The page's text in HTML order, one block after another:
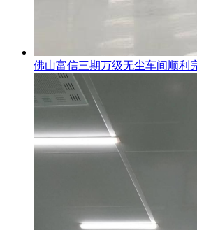
佛山富信三期万级无尘车间顺利